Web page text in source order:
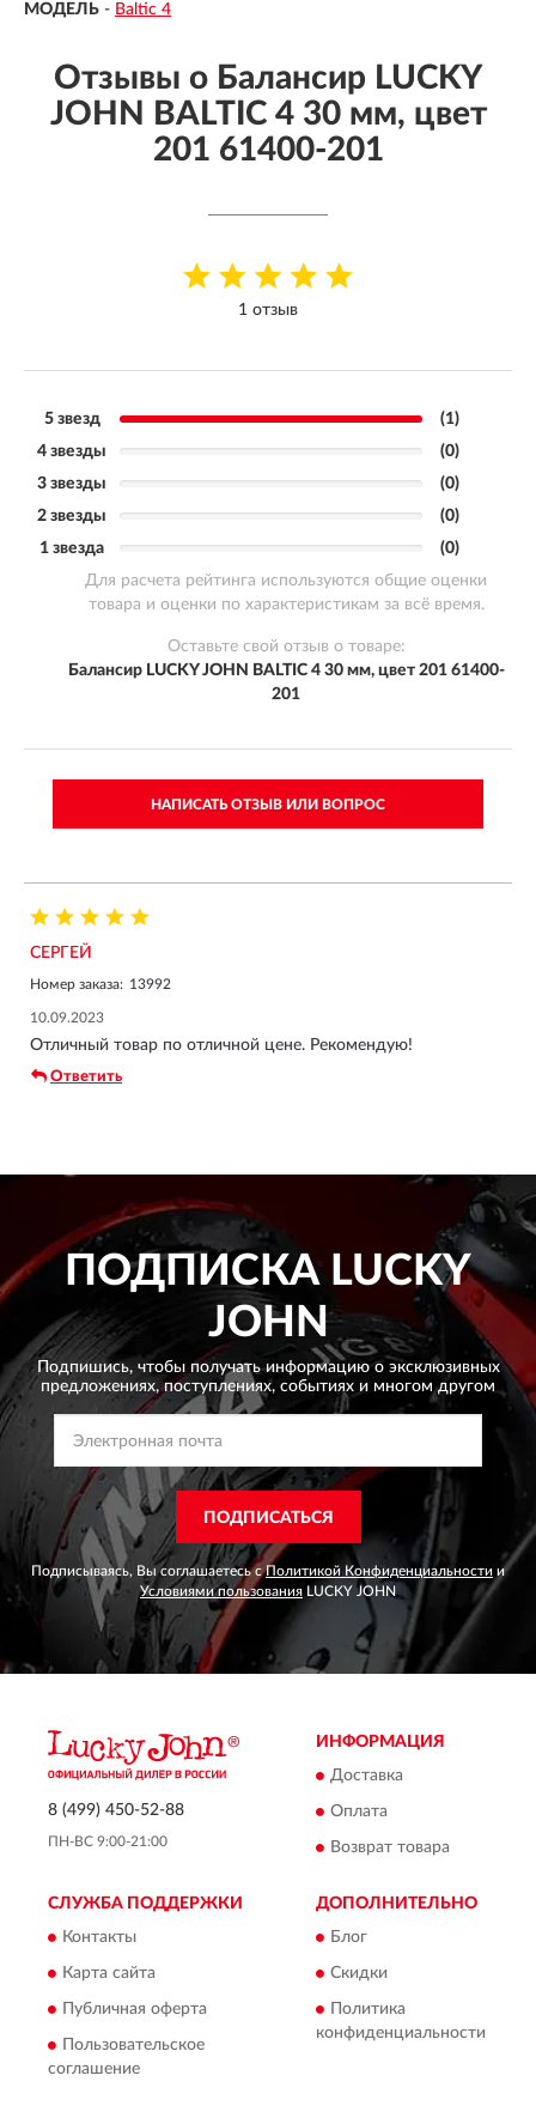
МОДЕЛЬ - Baltic 4
Отзывы о Балансир LUCKY
JOHN BALTIC 4 30 мм, цвет
201 61400-201
1 отзыв
5 звезд
(1)
4 звезды
(0)
3 звезды
(0)
2 звезды
(0)
1 звезда
(0)
Для расчета рейтинга используются общие оценки
товара и оценки по характеристикам за всё время.
Оставьте свой отзыв о товаре:
Балансир LUCKY JOHN BALTIC 4 30 мм, цвет 201 61400-
201
НАПИСАТЬ ОТЗЫВ ИЛИ ВОПРОС
СЕРГЕЙ
Номер заказа: 13992
10.09.2023
Отличный товар по отличной цене. Рекомендую!
Ответить
ПОДПИСКАLUCKY
JOHN
Подпишись, чтобы получать информацию о эксклюзивных
предложениях,поступлениях, событиях и многом другом
ПОДПИСАТЬСЯ
Подписываясь, Вы соглашаетесь сПолитикой Конфиденциальности и
Условиями пользования LUCKY JOHN
8 (499) 450-52-88
ПН-ВС 9:00-21:00
ИНФОРМАЦИЯ
Доставка
Оплата
Возврат товара
СЛУЖБА ПОДДЕРЖКИ
Контакты
Карта сайта
Публичная оферта
Пользовательское
соглашение
ДОПОЛНИТЕЛЬНО
Блог
Скидки
Политика
конфиденциальности